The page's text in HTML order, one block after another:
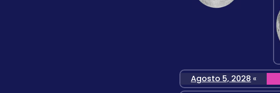
Agosto 5, 2028 «